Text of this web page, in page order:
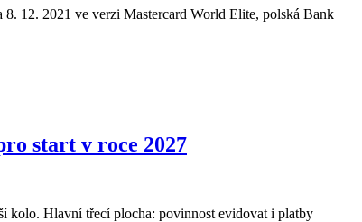
12. 2021 ve verzi Mastercard World Elite, polská Bank
start v roce 2027
kolo. Hlavní třecí plocha: povinnost evidovat i platby